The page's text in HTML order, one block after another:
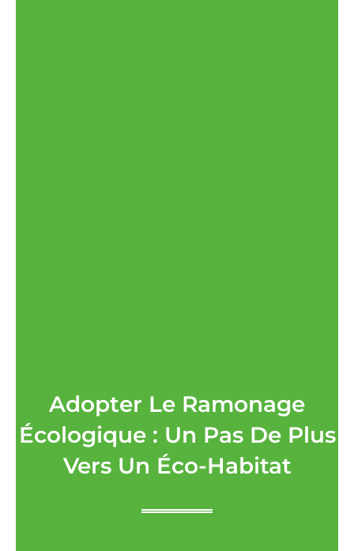
Adopter Le Ramonage
Écologique : Un Pas De Plus
Vers Un Éco-Habitat